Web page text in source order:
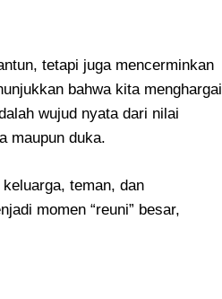
tetapi juga mencerminkan
bahwa kita menghargai
wujud nyata dari nilai
maupun duka.
teman, dan
momen “reuni” besar,